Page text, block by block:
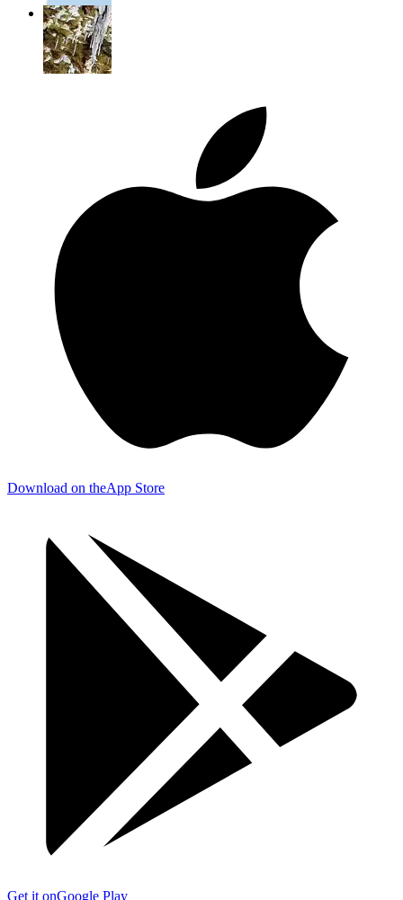
Download on theApp Store
Get it onGoogle Play